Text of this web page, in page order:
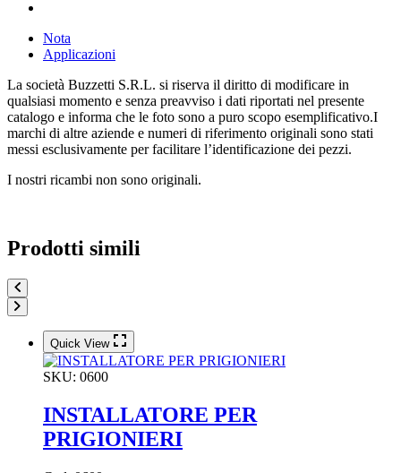
Nota
Applicazioni
La società Buzzetti S.R.L. si riserva il diritto di modificare in
qualsiasi momento e senza preavviso i dati riportati nel presente
catalogo e informa che le foto sono a puro scopo esemplificativo.I
marchi di altre aziende e numeri di riferimento originali sono stati
messi esclusivamente per facilitare l’identificazione dei pezzi.
I nostri ricambi non sono originali.
Prodotti simili
Quick View
SKU: 0600
INSTALLATORE PER
PRIGIONIERI